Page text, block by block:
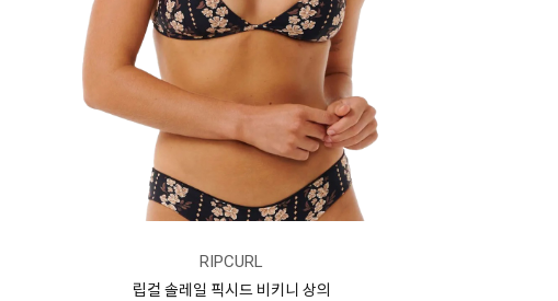
RIPCURL
립컬 솔레일 픽시드 비키니 상의